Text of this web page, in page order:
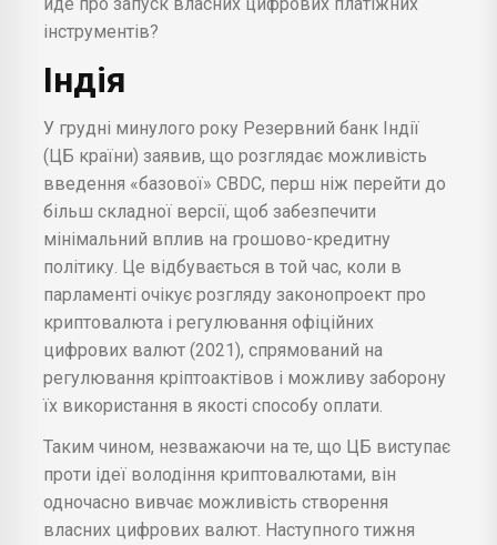
інструментів?
Індія
У грудні минулого року Резервний банк Індії
(ЦБ країни) заявив, що розглядає можливість
введення «базової» CBDC, перш ніж перейти до
більш складної версії, щоб забезпечити
мінімальний вплив на грошово-кредитну
політику. Це відбувається в той час, коли в
парламенті очікує розгляду законопроект про
криптовалюта і регулювання офіційних
цифрових валют (2021), спрямований на
регулювання кріптоактівов і можливу заборону
їх використання в якості способу оплати.
Таким чином, незважаючи на те, що ЦБ виступає
проти ідеї володіння криптовалютами, він
одночасно вивчає можливість створення
власних цифрових валют. Наступного тижня